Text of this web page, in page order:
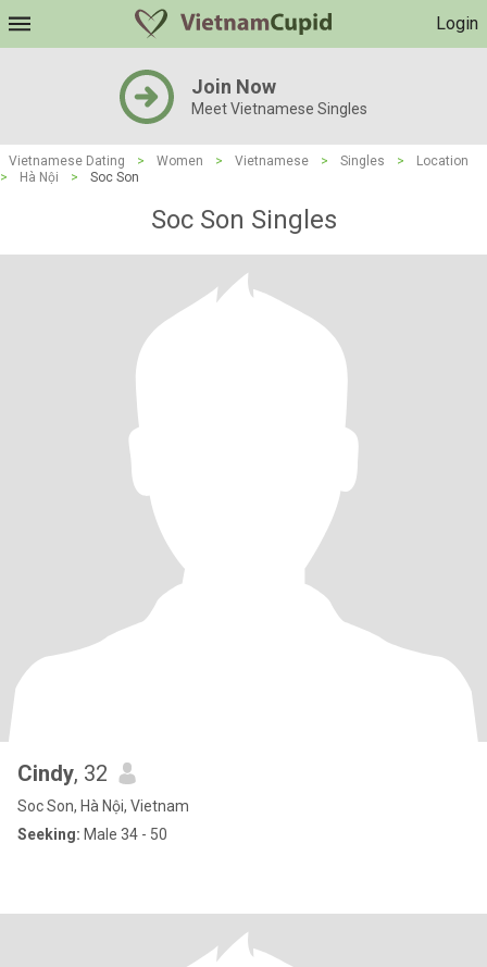
Login
Join Now
Meet Vietnamese Singles
Vietnamese Dating > Women > Vietnamese > Singles >
Location
>
Hà Nội > Soc Son
Soc Son Singles
Cindy, 32
Soc Son, Hà Nội, Vietnam
Seeking: Male 34 - 50